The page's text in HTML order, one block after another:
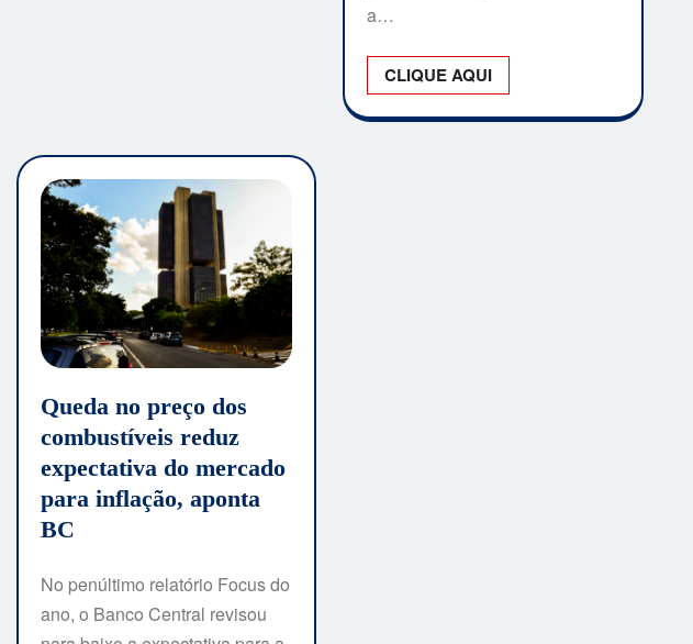
a…
CLIQUE AQUI
Queda no preço dos
combustíveis reduz
expectativa do mercado
para inflação, aponta
BC
No penúltimo relatório Focus do
ano, o Banco Central revisou